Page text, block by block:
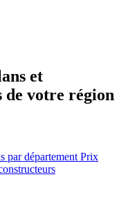
et
de votre région
par département Prix